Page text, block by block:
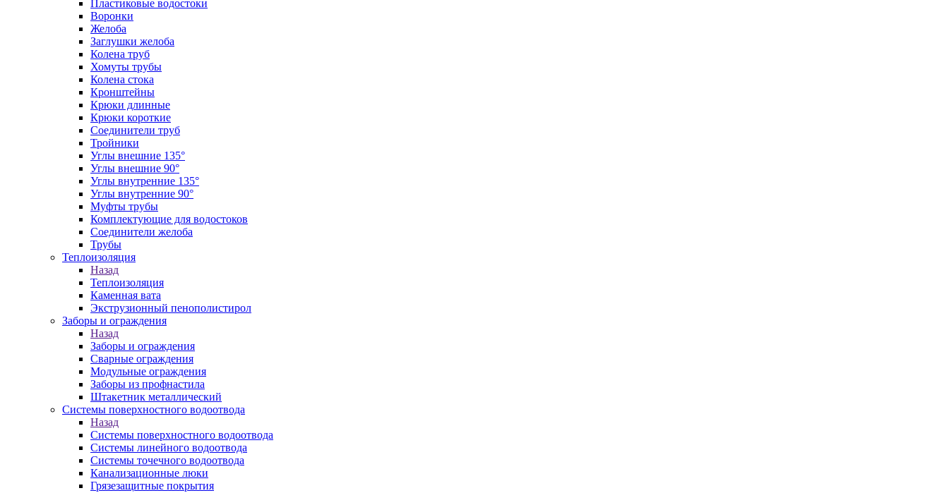
Пластиковые водостоки
Воронки
Желоба
Заглушки желоба
Колена труб
Хомуты трубы
Колена стока
Кронштейны
Крюки длинные
Крюки короткие
Соединители труб
Тройники
Углы внешние 135°
Углы внешние 90°
Углы внутренние 135°
Углы внутренние 90°
Муфты трубы
Комплектующие для водостоков
Соединители желоба
Трубы
Теплоизоляция
Назад
Теплоизоляция
Каменная вата
Экструзионный пенополистирол
Заборы и ограждения
Назад
Заборы и ограждения
Сварные ограждения
Модульные ограждения
Заборы из профнастила
Штакетник металлический
Системы поверхностного водоотвода
Назад
Системы поверхностного водоотвода
Системы линейного водоотвода
Системы точечного водоотвода
Канализационные люки
Грязезащитные покрытия